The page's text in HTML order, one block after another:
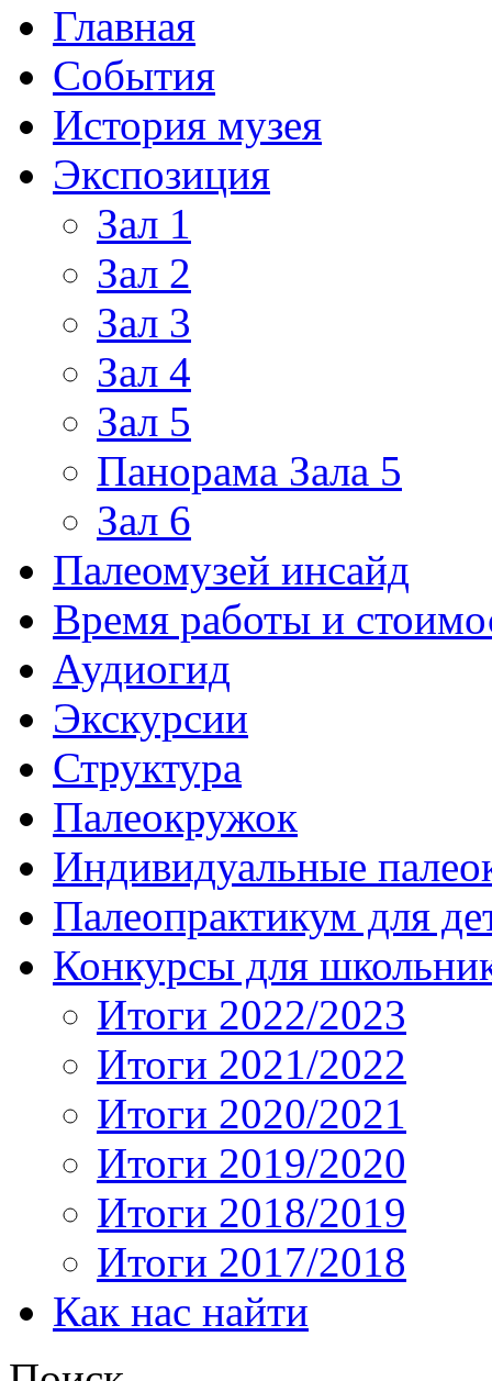
Главная
События
История музея
Экспозиция
Зал 1
Зал 2
Зал 3
Зал 4
Зал 5
Панорама Зала 5
Зал 6
Палеомузей инсайд
Время работы и
Аудиогид
Экскурсии
Структура
Палеокружок
Индивидуальные
Палеопрактикум для
Конкурсы для
Итоги 2022/2023
Итоги 2021/2022
Итоги 2020/2021
Итоги 2019/2020
Итоги 2018/2019
Итоги 2017/2018
Как нас найти